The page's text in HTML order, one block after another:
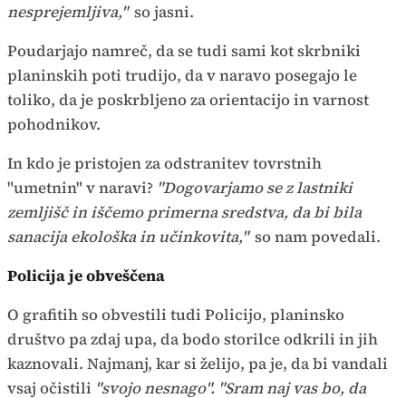
nesprejemljiva," so jasni.
Poudarjajo namreč, da se tudi sami kot skrbniki
planinskih poti trudijo, da v naravo posegajo le
toliko, da je poskrbljeno za orientacijo in varnost
pohodnikov.
In kdo je pristojen za odstranitev tovrstnih
"umetnin" v naravi? "Dogovarjamo se z lastniki
zemljišč in iščemo primerna sredstva, da bi bila
sanacija ekološka in učinkovita," so nam povedali.
Policija je obveščena
O grafitih so obvestili tudi Policijo, planinsko
društvo pa zdaj upa, da bodo storilce odkrili in jih
kaznovali. Najmanj, kar si želijo, pa je, da bi vandali
vsaj očistili "svojo nesnago". "Sram naj vas bo, da